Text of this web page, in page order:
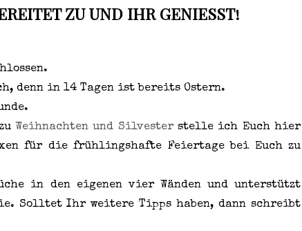
ZU UND IHR GENIESST!
denn in 14 Tagen ist bereits Ostern.
Weihnachten und Silvesterstelle ich Euch hier
für die frühlingshafte Feiertage bei Euch zu
in den eigenen vier Wänden und unterstützt
Solltet Ihr weitere Tipps haben, dann schreibt